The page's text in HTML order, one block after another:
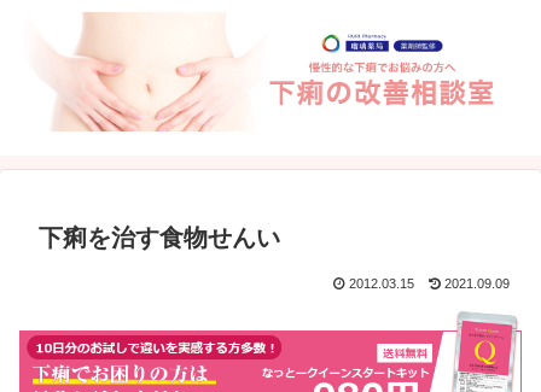
下痢を治す食物せんい
2012.03.15 2021.09.09